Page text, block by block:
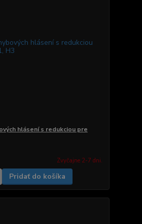
hlásení s redukciou pre
Zvyčajne 2-7 dni.
Pridať do košíka